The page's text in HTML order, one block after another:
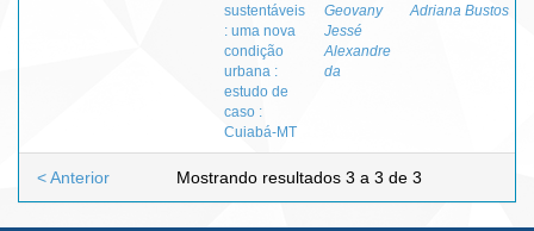
sustentáveis
: uma nova
condição
urbana :
estudo de
caso :
Cuiabá-MT
Geovany
Jessé
Alexandre
da
Adriana Bustos
Mostrando resultados 3 a 3 de 3
< Anterior